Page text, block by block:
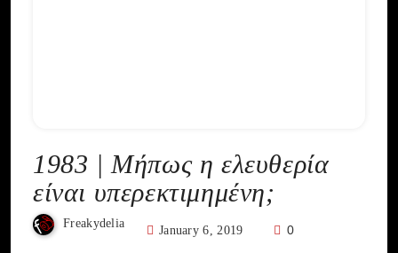
1983 | Μήπως η ελευθερία
είναι υπερεκτιμημένη;
Freakydelia
January 6, 2019 0